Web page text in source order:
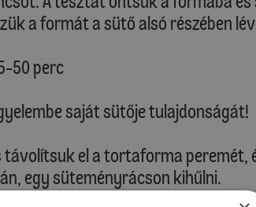
a formát a sütő alsó részében
50 perc
saját sütője tulajdonságát!
távolítsuk el a tortaforma
egy süteményrácson kihűlni.